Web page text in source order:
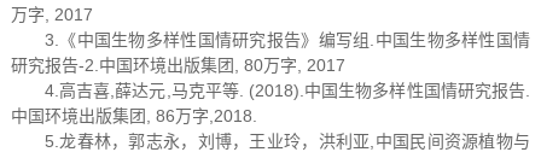
万字, 2017
3.《中国生物多样性国情研究报告》编写组.中国生物多样性国情
研究报告-2.中国环境出版集团, 80万字, 2017
4.高吉喜,薛达元,马克平等. (2018).中国生物多样性国情研究报告.
中国环境出版集团, 86万字,2018.
5.龙春林，郭志永，刘博，王业玲，洪利亚,中国民间资源植物与